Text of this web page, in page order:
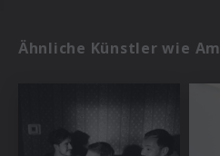
Ähnliche Künstler wie